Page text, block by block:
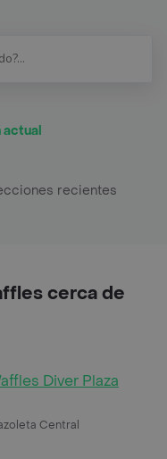
actual
recientes
cerca de
Diver Plaza
Central